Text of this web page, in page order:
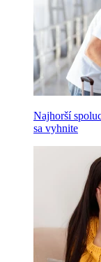
Najhorší
sa vyhnite